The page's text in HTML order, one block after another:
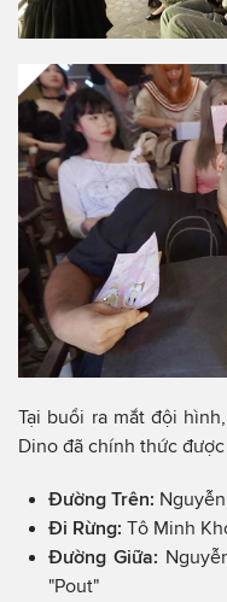
Tại buổi ra mắt đội
Dino đã chính thức
Đường Trên:
Đi Rừng: Tô Minh
Đường Giữa:
"Pout"